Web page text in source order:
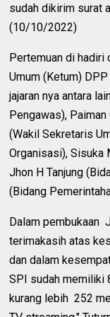
sudah dikirim surat
(10/10/2022)
Pertemuan di hadiri
Umum (Ketum)
jajaran nya antara
Pengawas), Paiman
(Wakil Sekretaris
Organisasi), Sisuka
Jhon H Tanjung
(Bidang
Dalam pembukaan
terimakasih atas
dan dalam
SPI sudah memiliki
kurang lebih 252